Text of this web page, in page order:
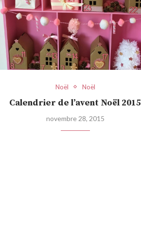
Noël Noël
Calendrier de l’avent Noël 2015
novembre 28, 2015